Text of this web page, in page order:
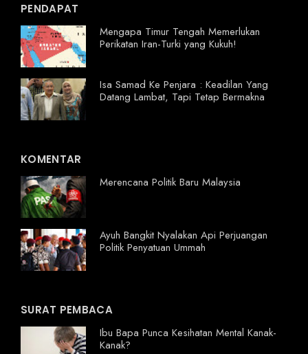
PENDAPAT
Mengapa Timur Tengah Memerlukan
Perikatan Iran-Turki yang Kukuh!
Isa Samad Ke Penjara : Keadilan Yang
Datang Lambat, Tapi Tetap Bermakna
KOMENTAR
Merencana Politik Baru Malaysia
Ayuh Bangkit Nyalakan Api Perjuangan
Politik Penyatuan Ummah
SURAT PEMBACA
Ibu Bapa Punca Kesihatan Mental Kanak-
Kanak?